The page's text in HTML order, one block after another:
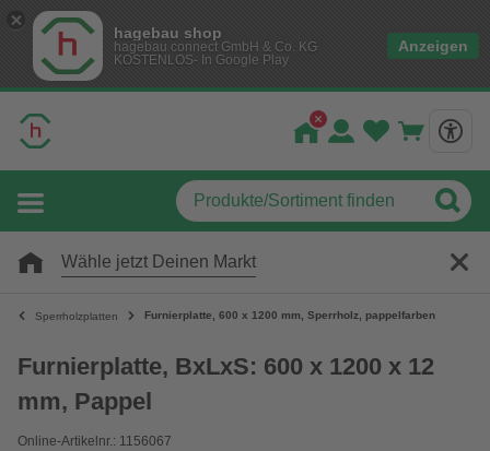
hagebau shop
hagebau connect GmbH & Co. KG
KOSTENLOS- In Google Play
Anzeigen
Wähle jetzt Deinen Markt
Sperrholzplatten Furnierplatte, 600 x 1200 mm, Sperrholz, pappelfarben
Furnierplatte, BxLxS: 600 x 1200 x 12
mm, Pappel
Online-Artikelnr.: 1156067